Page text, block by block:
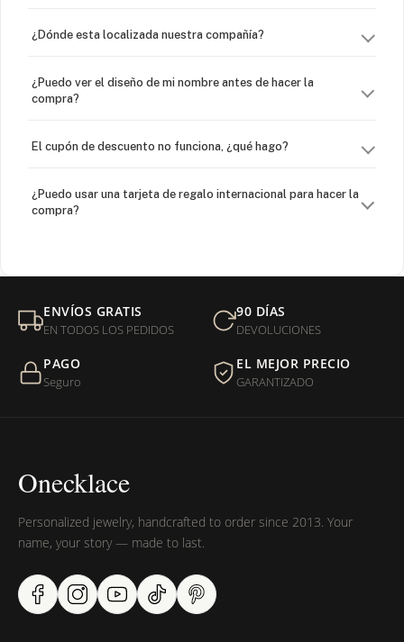
¿Dónde esta localizada nuestra compañía?
¿Puedo ver el diseño de mi nombre antes de hacer la
compra?
El cupón de descuento no funciona, ¿qué hago?
¿Puedo usar una tarjeta de regalo internacional para hacer la
compra?
Mi orden fue devuelta por USPS, ¿qué hago para que sea
entregada?
¿Sus productos son libres de níquel?
ENVÍOS GRATIS
EN TODOS LOS PEDIDOS
90 DÍAS
DEVOLUCIONES
PAGO
Seguro
EL MEJOR PRECIO
GARANTIZADO
Onecklace
Personalized jewelry, handcrafted to order since 2013. Your
name, your story — made to last.